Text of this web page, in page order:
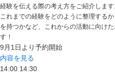
経験を伝える際の考え方をご紹介します
これまでの経験をどのように整理する
を持つかなど、これからの活動に向け
す！
9月1日より予約開始
内容を見る
14:00 14:30